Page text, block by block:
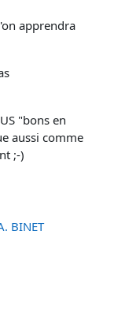
apprendra
"bons en
aussi comme
;-)
BINET